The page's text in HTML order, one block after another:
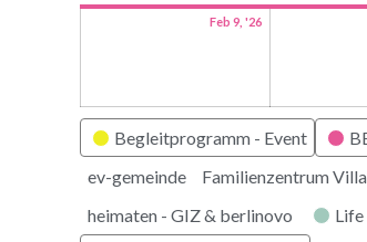
Feb 9, '26
Kategorien
Begleitprogramm - Event
ev-gemeinde
Familienzentrum
heimaten - GIZ & berlinovo
Life